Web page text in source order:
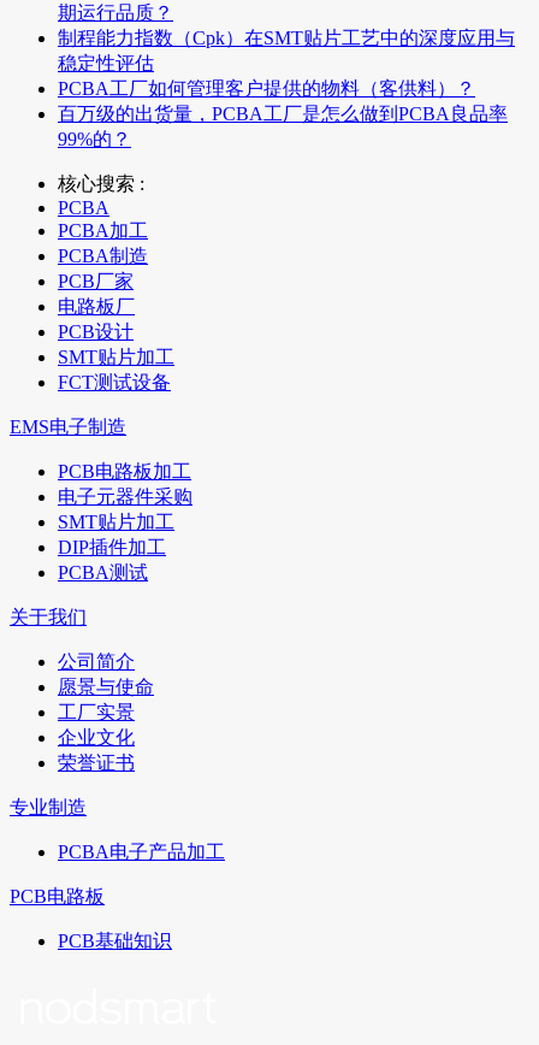
期运行品质？
制程能力指数（Cpk）在SMT贴片工艺中的深度应用与
稳定性评估
PCBA工厂如何管理客户提供的物料（客供料）？
百万级的出货量，PCBA工厂是怎么做到PCBA良品率
99%的？
核心搜索 :
PCBA
PCBA加工
PCBA制造
PCB厂家
电路板厂
PCB设计
SMT贴片加工
FCT测试设备
EMS电子制造
PCB电路板加工
电子元器件采购
SMT贴片加工
DIP插件加工
PCBA测试
关于我们
公司简介
愿景与使命
工厂实景
企业文化
荣誉证书
专业制造
PCBA电子产品加工
PCB电路板
PCB基础知识